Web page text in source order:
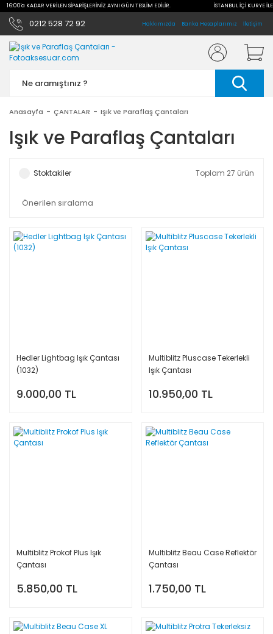
16:00'a KADAR VERİLEN SİPARİŞLERİNİZ AYNI GÜN TESLİM EDİLİR. İSTANBUL İÇİ KURYE
0212 528 72 92 Hakkımızda Banka Hesaplarımız İletişim
Anasayfa ÇANTALAR Işık ve Paraflaş Çantaları
Işık ve Paraflaş Çantaları
Stoktakiler Toplam 27 ürün
Hedler Lightbag Işık Çantası
(1032)
9.000,00 TL
Multiblitz Pluscase Tekerlekli
Işık Çantası
10.950,00 TL
Multiblitz Prokof Plus Işık
Çantası
5.850,00 TL
Multiblitz Beau Case Reflektör
Çantası
1.750,00 TL